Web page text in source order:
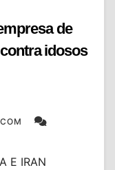
de
idosos
E IRAN